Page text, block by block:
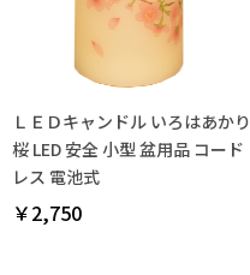
ＬＥＤキャンドル いろはあかり
桜 LED 安全 小型 盆用品 コード
レス 電池式
￥2,750